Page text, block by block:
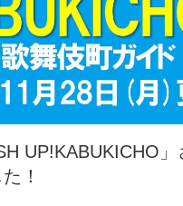
UP!KABUKICHO
！